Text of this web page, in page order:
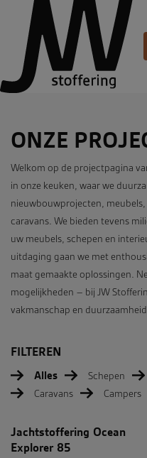
ONZE
Welkom op de projectpagina
in onze keuken, waar we
nieuwbouwprojecten,
caravans. We bieden tevens
uw meubels, schepen en
uitdaging gaan we met
maat gemaakte oplossingen.
mogelijkheden – bij JW
vakmanschap en duurzaamheid
FILTEREN
Alles Schepen
Caravans
Campers
Jachtstoffering Ocean
Explorer 85